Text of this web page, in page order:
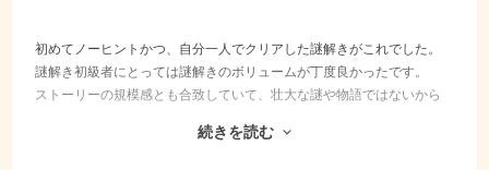
初めてノーヒントかつ、自分一人でクリアした謎解きがこれでした。
謎解き初級者にとっては謎解きのボリュームが丁度良かったです。
ストーリーの規模感とも合致していて、壮大な謎や物語ではないから
発見報告時、ハンターズビレッジ会員サイト内の報告と謎自体の報告
続きを読む